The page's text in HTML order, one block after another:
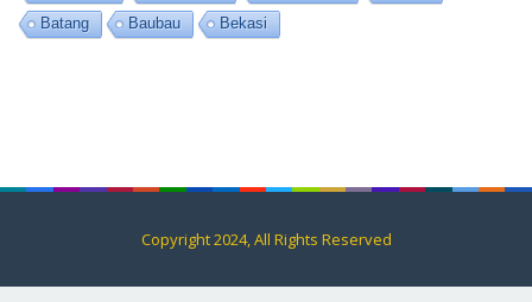
Batang
Baubau Bekasi
Copyright 2024, All Rights Reserved